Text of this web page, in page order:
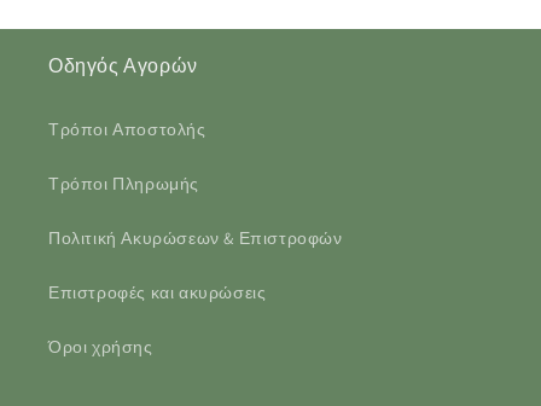
Οδηγός Αγορών
Τρόποι Αποστολής
Τρόποι Πληρωμής
Πολιτική Ακυρώσεων & Επιστροφών
Επιστροφές και ακυρώσεις
Όροι χρήσης